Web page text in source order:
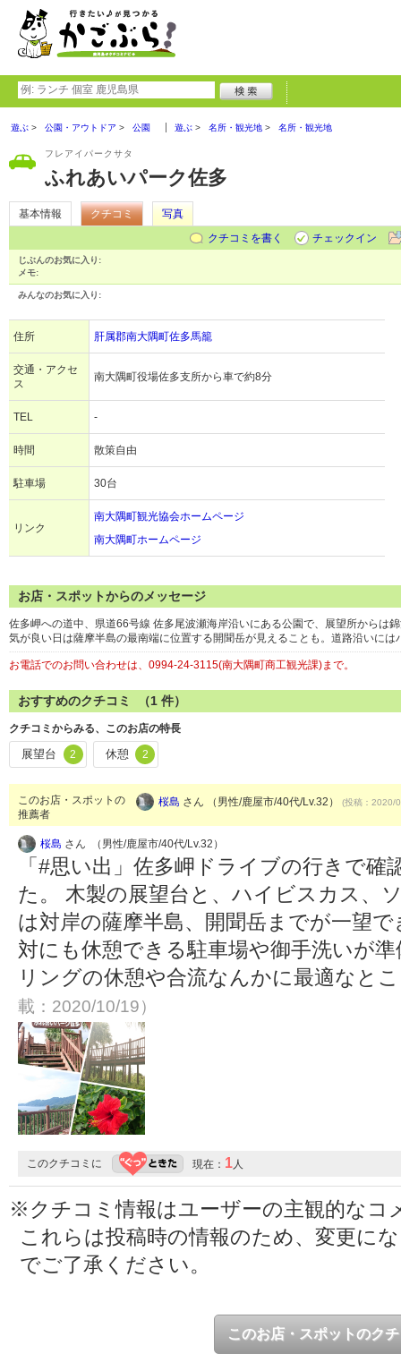
遊ぶ 公園・アウトドア 公園 遊ぶ 名所・観光地 名所・観光地
フレアイパークサタ
ふれあいパーク佐多
基本情報 クチコミ
写真
クチコミを書く
チェックイン
じぶんのお気に入り:
メモ:
みんなのお気に入り:
住所 肝属郡南大隅町佐多馬籠
交通・アクセ
ス
南大隅町役場佐多支所から車で約8分
TEL -
時間 散策自由
駐車場 30台
リンク
南大隅町観光協会ホームページ
南大隅町ホームページ
お店・スポットからのメッセージ
佐多岬への道中、県道66号線 佐多尾波瀬海岸沿いにある公園で、展望所からは
気が良い日は薩摩半島の最南端に位置する開聞岳が見えることも。道路沿いに
お電話でのお問い合わせは、0994-24-3115(南大隅町商工観光課)まで。
おすすめのクチコミ （1 件）
クチコミからみる、このお店の特長
展望台 2 休憩 2
このお店・スポットの
推薦者
桜島 さん （男性/鹿屋市/40代/Lv.32） (投稿：2020/
桜島 さん （男性/鹿屋市/40代/Lv.32）
「#思い出」佐多岬ドライブの行きで
た。 木製の展望台と、ハイビスカス、
は対岸の薩摩半島、開聞岳までが一望
対にも休憩できる駐車場や御手洗いが
リングの休憩や合流なんかに最適なと
載：2020/10/19）
このクチコミに 現在： 1 人
※クチコミ情報はユーザーの主観的なコ
これらは投稿時の情報のため、変更に
でご了承ください。
このお店・スポットのク